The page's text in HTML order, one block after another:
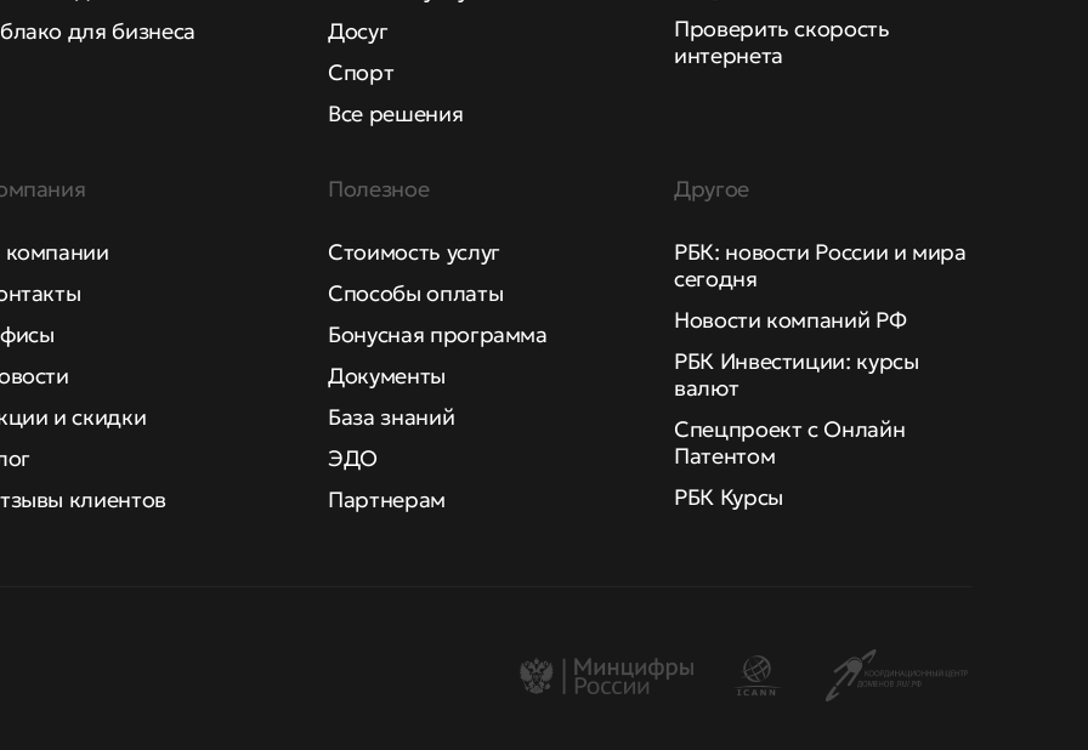
для бизнеса
Досуг
Спорт
Все решения
Проверить скорость
интернета
и скидки
клиентов
Полезное
Стоимость услуг
Способы оплаты
Бонусная программа
Документы
База знаний
ЭДО
Партнерам
Другое
РБК: новости России и мира
сегодня
Новости компаний РФ
РБК Инвестиции: курсы
валют
Спецпроект с Онлайн
Патентом
РБК Курсы